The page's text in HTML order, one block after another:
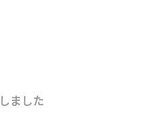
ました